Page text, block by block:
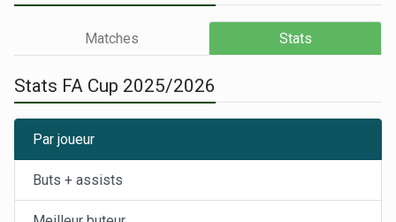
Matches Stats
Stats FA Cup 2025/2026
Par joueur
Buts + assists